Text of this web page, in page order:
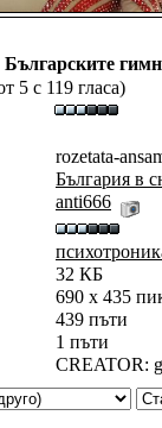
Българските
5 с 119 гласа)
rozetata-
България в
anti666
32 КБ
690 x 435
439 пъти
1 пъти
CREATOR: